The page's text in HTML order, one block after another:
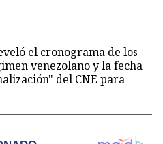
el cronograma de los
venezolano y la fecha
del CNE para